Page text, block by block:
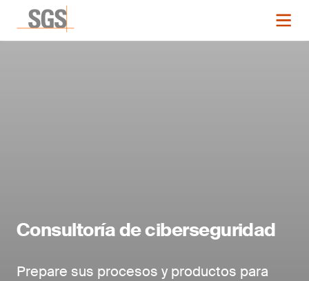
Consultoría de ciberseguridad
Prepare sus procesos y productos para